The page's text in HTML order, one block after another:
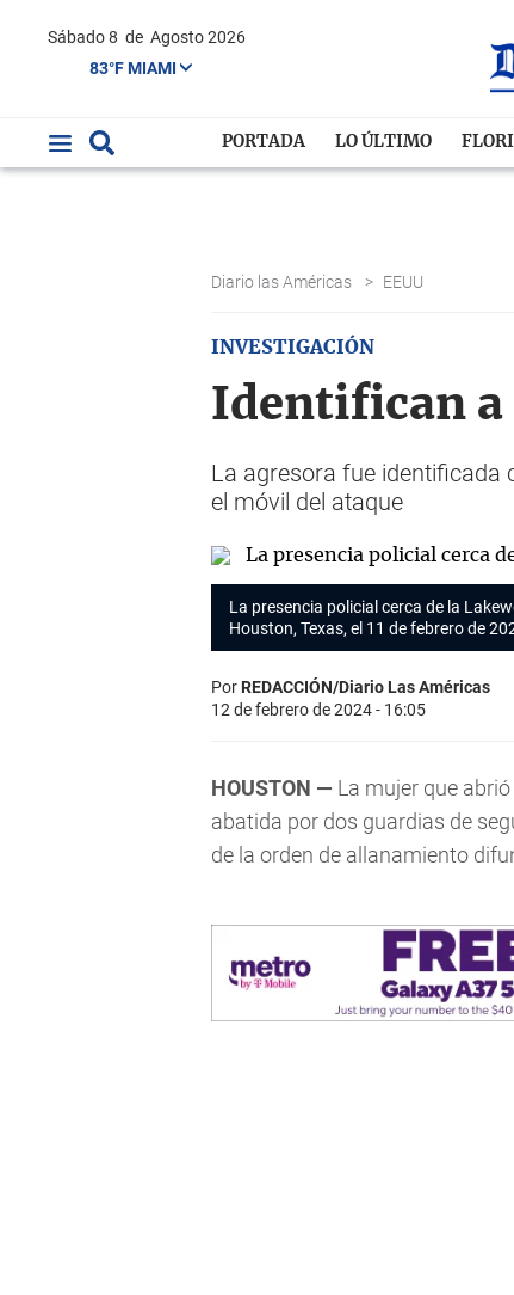
Sábado 8 de Agosto 2026
83°F MIAMI
PORTADA LO ÚLTIMO
Diario las Américas > EEUU
INVESTIGACIÓN
Identifican a
La agresora fue identificada
el móvil del ataque
La presencia policial cerca de la
Houston, Texas, el 11 de febrero de
PorREDACCIÓN/Diario Las Américas
12 de febrero de 2024 - 16:05
HOUSTON — La mujer que
abatida por dos guardias de
de la orden de allanamiento